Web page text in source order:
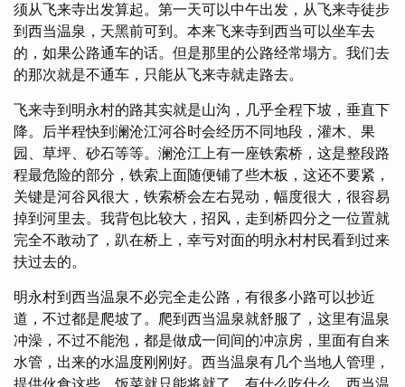
须从飞来寺出发算起。第一天可以中午出发，从飞来寺徒步
到西当温泉，天黑前可到。本来飞来寺到西当可以坐车去
的，如果公路通车的话。但是那里的公路经常塌方。我们去
的那次就是不通车，只能从飞来寺就走路去。
飞来寺到明永村的路其实就是山沟，几乎全程下坡，垂直下
降。后半程快到澜沧江河谷时会经历不同地段，灌木、果
园、草坪、砂石等等。澜沧江上有一座铁索桥，这是整段路
程最危险的部分，铁索上面随便铺了些木板，这还不要紧，
关键是河谷风很大，铁索桥会左右晃动，幅度很大，很容易
掉到河里去。我背包比较大，招风，走到桥四分之一位置就
完全不敢动了，趴在桥上，幸亏对面的明永村村民看到过来
扶过去的。
明永村到西当温泉不必完全走公路，有很多小路可以抄近
道，不过都是爬坡了。爬到西当温泉就舒服了，这里有温泉
冲澡，不过不能泡，都是做成一间间的冲凉房，里面有自来
水管，出来的水温度刚刚好。西当温泉有几个当地人管理，